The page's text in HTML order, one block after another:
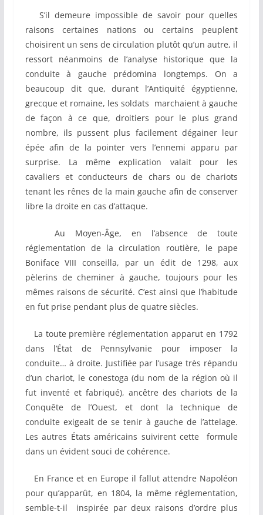
S’il demeure impossible de savoir pour quelles
raisons certaines nations ou certains peuplent
choisirent un sens de circulation plutôt qu’un autre, il
ressort néanmoins de l’analyse historique que la
conduite à gauche prédomina longtemps. On a
beaucoup dit que, durant l’Antiquité égyptienne,
grecque et romaine, les soldats marchaient à gauche
de façon à ce que, droitiers pour le plus grand
nombre, ils pussent plus facilement dégainer leur
épée afin de la pointer vers l’ennemi apparu par
surprise. La même explication valait pour les
cavaliers et conducteurs de chars ou de chariots
tenant les rênes de la main gauche afin de conserver
libre la droite en cas d’attaque.
Au Moyen-Âge, en l’absence de toute
réglementation de la circulation routière, le pape
Boniface VIII conseilla, par un édit de 1298, aux
pèlerins de cheminer à gauche, toujours pour les
mêmes raisons de sécurité. C’est ainsi que l’habitude
en fut prise pendant plus de quatre siècles.
La toute première réglementation apparut en 1792
dans l’État de Pennsylvanie pour imposer la
conduite… à droite. Justifiée par l’usage très répandu
d’un chariot, le conestoga (du nom de la région où il
fut inventé et fabriqué), ancêtre des chariots de la
Conquête de l’Ouest, et dont la technique de
conduite exigeait de se tenir à gauche de l’attelage.
Les autres États américains suivirent cette formule
dans un évident souci de cohérence.
En France et en Europe il fallut attendre Napoléon
pour qu’apparût, en 1804, la même réglementation,
semble-t-il inspirée par deux raisons d’ordre plus